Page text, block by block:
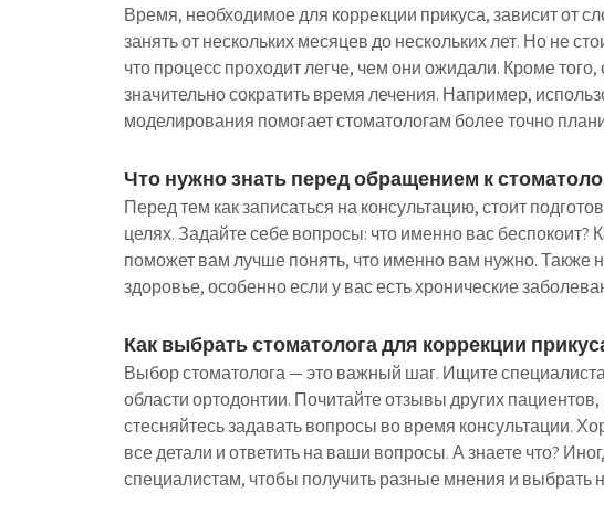
Время, необходимое для коррекции прикуса, зависит от
занять от нескольких месяцев до нескольких лет. Но не
что процесс проходит легче, чем они ожидали. Кроме
значительно сократить время лечения. Например,
моделирования помогает стоматологам более точно
Что нужно знать перед обращением к
Перед тем как записаться на консультацию, стоит
целях. Задайте себе вопросы: что именно вас беспокоит?
поможет вам лучше понять, что именно вам нужно. Также
здоровье, особенно если у вас есть хронические
Как выбрать стоматолога для коррекции
Выбор стоматолога — это важный шаг. Ищите
области ортодонтии. Почитайте отзывы других
стесняйтесь задавать вопросы во время консультации.
все детали и ответить на ваши вопросы. А знаете что?
специалистам, чтобы получить разные мнения и выбрать